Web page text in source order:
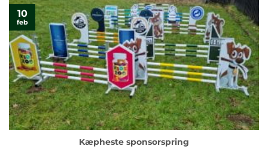
Kæpheste sponsorspring
10
feb